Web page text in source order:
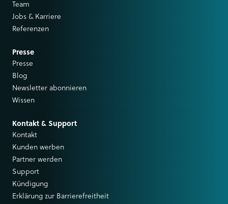
Team
Jobs & Karriere
Referenzen
Presse
Presse
Blog
Newsletter abonnieren
Wissen
Kontakt & Support
Kontakt
Kunden werben
Partner werden
Support
Kündigung
Erklärung zur Barrierefreitheit